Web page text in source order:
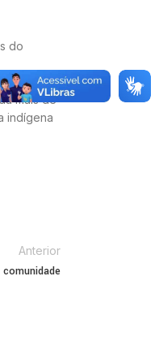
do
mais de
indígena
Anterior